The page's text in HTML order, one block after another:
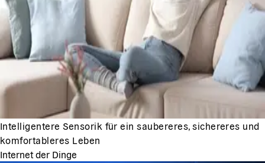
Intelligentere Sensorik für ein saubereres, sichereres und
komfortableres Leben
Internet der Dinge